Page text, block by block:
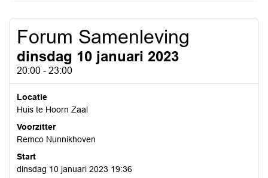
Forum Samenleving
dinsdag 10 januari 2023
20:00 - 23:00
Locatie
Huis te Hoorn Zaal
Voorzitter
Remco Nunnikhoven
Start
dinsdag 10 januari 2023 19:36